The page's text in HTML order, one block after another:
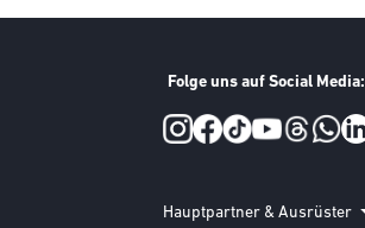
Folge uns auf Social Media:
Hauptpartner & Ausrüster